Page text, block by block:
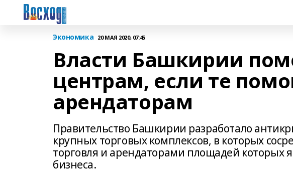
Экономика 20 МАЯ 2020, 07:45
Власти Башкирии
центрам, если те
арендаторам
Правительство Башкирии разработало
крупных торговых комплексов, в которых
торговля и арендаторами площадей которых
бизнеса.